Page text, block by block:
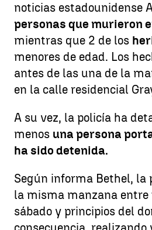
noticias estadounidense
personas que murieron
mientras que 2 de los
menores de edad. Los
antes de las una de la
en la calle residencial
A su vez, la policía ha
menos una persona
ha sido detenida.
Según informa Bethel, la
la misma manzana entre
sábado y principios del